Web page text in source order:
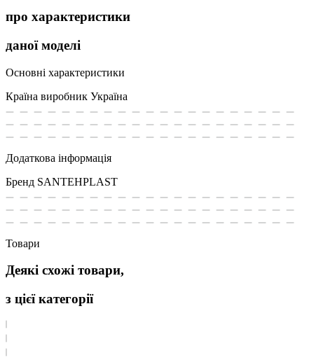
про характеристики
даної моделі
Основні характеристики
Країна виробник Україна
Додаткова інформація
Бренд SANTEHPLAST
Товари
Деякі схожі товари,
з цієї категорії